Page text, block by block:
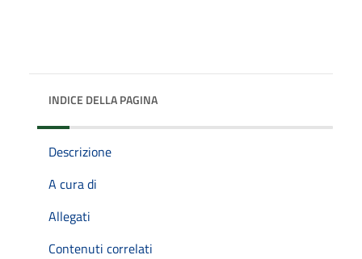
INDICE DELLA PAGINA
Descrizione
A cura di
Allegati
Contenuti correlati